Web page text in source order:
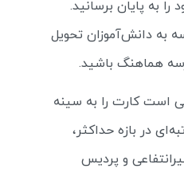
را به پایان برسانید.
به دانش‌آموزان تحویل
هماهنگ باشید.
ثبت شده. کافی است کارت را به سینه
در بازه حداکثر،
و پردیس